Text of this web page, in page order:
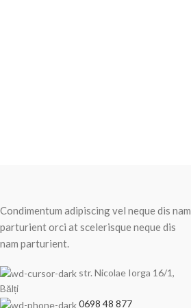
Condimentum adipiscing vel neque dis nam
parturient orci at scelerisque neque dis
nam parturient.
str. Nicolae Iorga 16/1,
Bălți
0698 48 877